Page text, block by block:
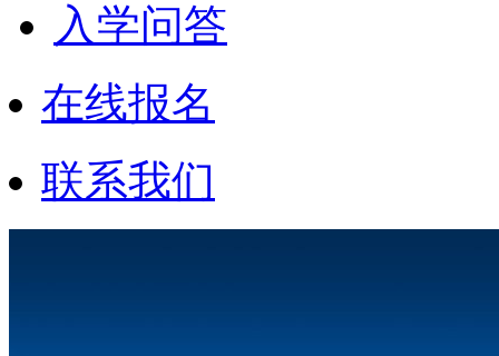
入学问答
在线报名
联系我们